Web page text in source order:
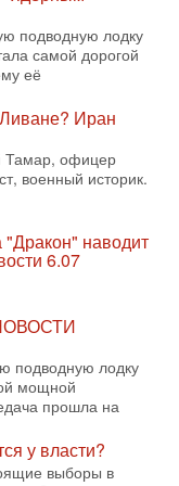
когда
деле
Биньямина
Трампом
Полная
Трамп не
эксперт
автор
о
о полном
группировок в
Разбор и
Шарпа
подводную лодку
самой дорогой
её
Иран
Тамар, офицер
военный историк.
"Дракон" наводит
6.07
подводную лодку
мощной
прошла на
у власти?
выборы в